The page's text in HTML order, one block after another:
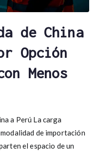
de China
Opción
Menos
a Perú La carga
de importación
el espacio de un